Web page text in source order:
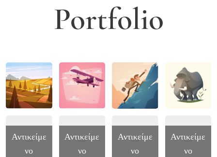
Portfolio
Αντικείμε
νο
Αντικείμε
νο
Αντικείμε
νο
Αντικείμε
νο